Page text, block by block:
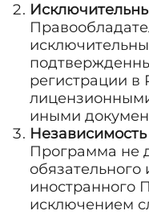
регистрации в
иными
Программа не
обязательного
иностранного
исключением